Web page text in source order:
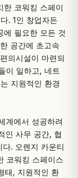
한 코워킹 스페이
. 1인 창업자든
필요한 모든 것
공간에 초고속
의시설이 마련되
이 일하고, 네트
지원적인 환경
계에서 성공하려
인 사무 공간, 협
. 오렌지 카운티
코워킹 스페이스
태, 지원적인 환